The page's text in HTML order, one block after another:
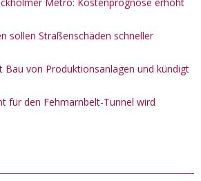
Metro: Kostenprognose erhöht
sollen Straßenschäden schneller
von Produktionsanlagen und kündigt
für den Fehmarnbelt-Tunnel wird